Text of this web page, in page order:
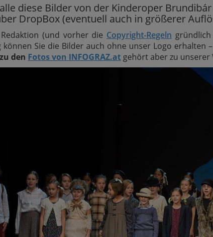
diese Bilder von der Kinderoper
DropBox (eventuell auch in größerer
(und vorher die Copyright-Regeln
können Sie die Bilder auch ohne unser Logo erhalten
den Fotos von INFOGRAZ.at gehört aber zu unserer